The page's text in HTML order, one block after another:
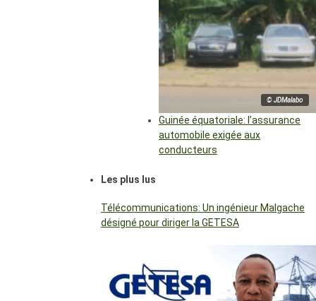
© JDMalabo
Guinée équatoriale: l’assurance
automobile exigée aux
conducteurs
Les plus lus
Télécommunications: Un ingénieur Malgache
désigné pour diriger la GETESA